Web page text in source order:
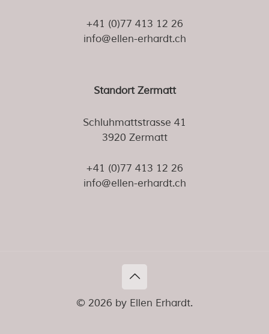
+41 (0)77 413 12 26
info@ellen-erhardt.ch
Standort Zermatt
Schluhmattstrasse 41
3920 Zermatt
+41 (0)77 413 12 26
info@ellen-erhardt.ch
© 2026 by Ellen Erhardt.